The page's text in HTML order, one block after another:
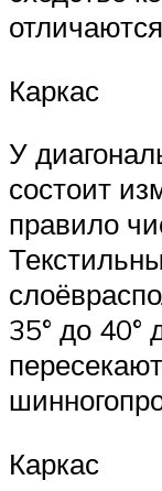
Каркас
У
состоит
правило
35° до 40°
Каркас